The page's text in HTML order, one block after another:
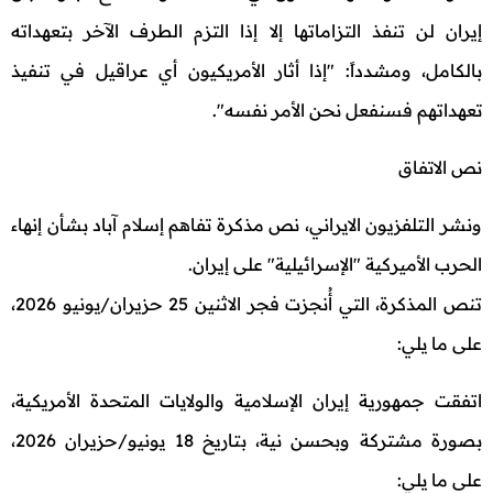
إيران لن تنفذ التزاماتها إلا إذا التزم الطرف الآخر بتعهداته
بالكامل، ومشدداً: "إذا أثار الأمريكيون أي عراقيل في تنفيذ
تعهداتهم فسنفعل نحن الأمر نفسه".
نص الاتفاق
ونشر التلفزيون الايراني، نص مذكرة تفاهم إسلام آباد بشأن إنهاء
الحرب الأميركية "الإسرائيلية" على إيران.
تنص المذكرة، التي أُنجزت فجر الاثنين 25 حزيران/يونيو 2026،
على ما يلي:
اتفقت جمهورية إيران الإسلامية والولايات المتحدة الأمريكية،
بصورة مشتركة وبحسن نية، بتاريخ 18 يونيو/حزيران 2026،
على ما يلي: